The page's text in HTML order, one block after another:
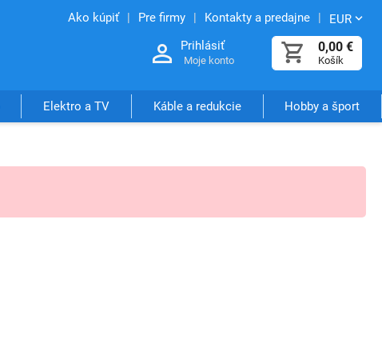
Ako kúpiť Pre firmy Kontakty a predajne EUR
0,00 €
Košík
Prihlásiť
Moje konto
Elektro a TV Káble a redukcie Hobby a šport